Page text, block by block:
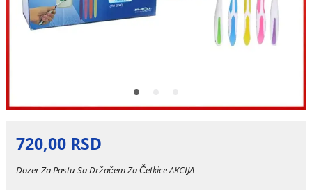
720,00 RSD
Dozer Za Pastu Sa Držačem Za Četkice AKCIJA